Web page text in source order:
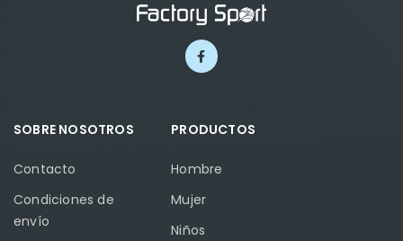
SOBRE NOSOTROS
Contacto
Condiciones de
envío
PRODUCTOS
Hombre
Mujer
Niños